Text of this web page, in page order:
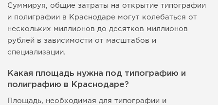
Суммируя, общие затраты на открытие типографии
и полиграфии в Краснодаре могут колебаться от
нескольких миллионов до десятков миллионов
рублей в зависимости от масштабов и
специализации.
Какая площадь нужна под типографию и
полиграфию в Краснодаре?
Площадь, необходимая для типографии и